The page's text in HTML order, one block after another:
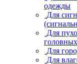
одежды
Для
Для
Для
Для